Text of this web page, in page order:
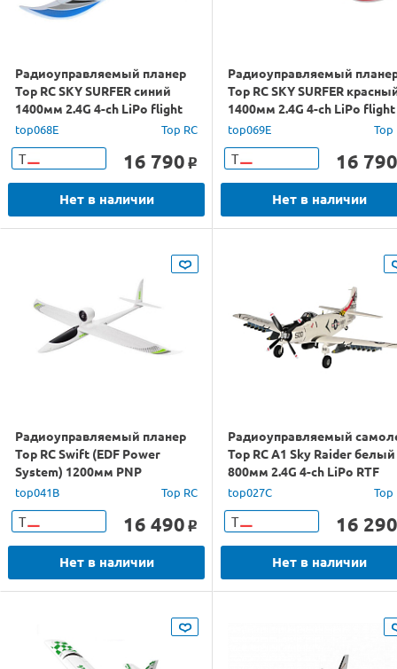
Радиоуправляемый планер
Top RC SKY SURFER синий
1400мм 2.4G 4-ch LiPo flight
controller RTF
top068E Top RC
Т 16 790 o
Нет в наличии
Радиоуправляемый
Top RC SKY SURFER
1400мм 2.4G 4-ch LiPo flight
controller RTF
top069E Top
Т 16 790
Нет в наличии
Радиоуправляемый планер
Top RC Swift (EDF Power
System) 1200мм PNP
top041B Top RC
Т 16 490 o
Нет в наличии
Радиоуправляемый
Top RC A1 Sky Raider белый
800мм 2.4G 4-ch LiPo RTF
top027C Top
Т 16 290
Нет в наличии